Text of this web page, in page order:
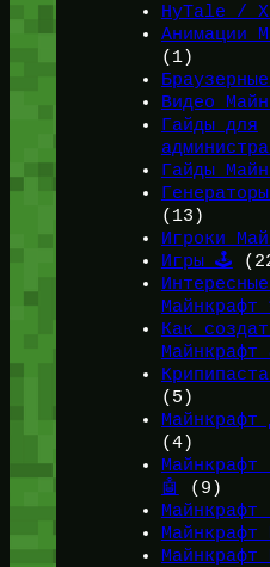
HyTale /
Анимации
(1)
Видео
Гайды для
Гайды
(13)
Игроки
Игры 🕹️
Майнкрафт
Как
Майнкрафт
(5)
Майнкрафт
(4)
Майнкрафт
🤖
(9)
Майнкрафт
Майнкрафт